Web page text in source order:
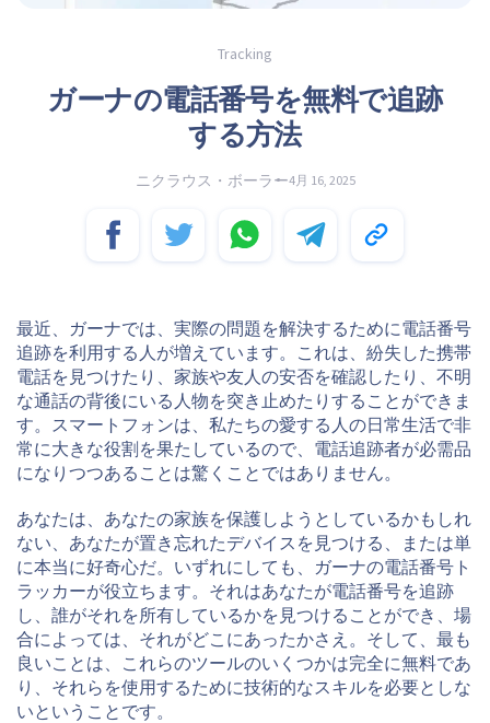
Tracking
ガーナの電話番号を無料で追跡
する方法
ニクラウス・ボーラー4月 16, 2025
最近、ガーナでは、実際の問題を解決するために電話番号
追跡を利用する人が増えています。これは、紛失した携帯
電話を見つけたり、家族や友人の安否を確認したり、不明
な通話の背後にいる人物を突き止めたりすることができま
す。スマートフォンは、私たちの愛する人の日常生活で非
常に大きな役割を果たしているので、電話追跡者が必需品
になりつつあることは驚くことではありません。
あなたは、あなたの家族を保護しようとしているかもしれ
ない、あなたが置き忘れたデバイスを見つける、または単
に本当に好奇心だ。いずれにしても、ガーナの電話番号ト
ラッカーが役立ちます。それはあなたが電話番号を追跡
し、誰がそれを所有しているかを見つけることができ、場
合によっては、それがどこにあったかさえ。そして、最も
良いことは、これらのツールのいくつかは完全に無料であ
り、それらを使用するために技術的なスキルを必要としな
いということです。